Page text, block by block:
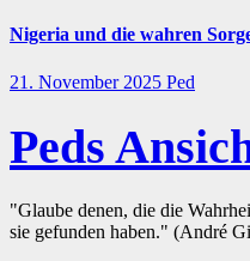
Nigeria und die wahren
21. November 2025 Ped
Peds
"Glaube denen, die die
sie gefunden haben." (André